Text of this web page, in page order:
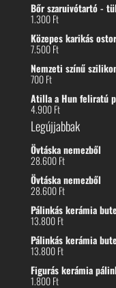
Bőr szaruivótartó -
1.300Ft
Közepes karikás ostor
7.500Ft
Nemzeti színű
700Ft
Atilla a Hun feliratú
4.900Ft
Legújjabbak
Övtáska nemezből
28.600Ft
Övtáska nemezből
28.600Ft
Pálinkás kerámia
13.800Ft
Pálinkás kerámia
13.800Ft
Figurás kerámia
1.800Ft